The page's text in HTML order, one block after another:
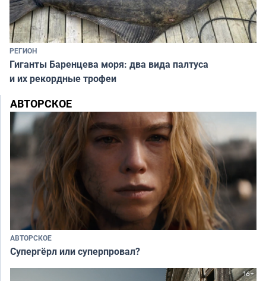
РЕГИОН
Гиганты Баренцева моря: два вида палтуса
и их рекордные трофеи
АВТОРСКОЕ
АВТОРСКОЕ
Супергёрл или суперпровал?